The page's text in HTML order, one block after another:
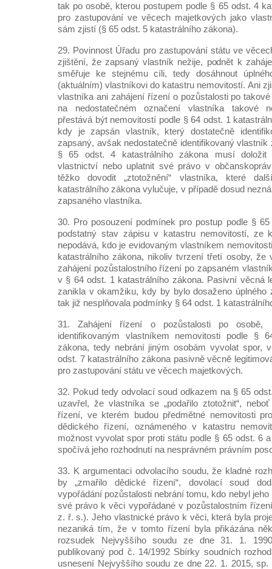
tak po osobě, kterou postupem podle § 65 odst. 4
pro zastupování ve věcech majetkových jako
sám zjistí (§ 65 odst. 5 katastrálního zákona).
29. Povinnost Úřadu pro zastupování státu ve
zjištění, že zapsaný vlastník nežije, podnět k
směřuje ke stejnému cíli, tedy dosáhnout
(aktuálním) vlastníkovi do katastru nemovitostí. Ani
vlastníka ani zahájení řízení o pozůstalosti po
na nedostatečném označení vlastníka takové
přestává být nemovitostí podle § 64 odst. 1
kdy je zapsán vlastník, který dostatečně
zapsaný, avšak nedostatečně identifikovaný vlastník
§ 65 odst. 4 katastrálního zákona musí doložit
vlastnictví nebo uplatnit své právo v
těžko dovodit „ztotožnění“ vlastníka, které
katastrálního zákona vylučuje, v případě dosud
zapsaného vlastníka.
30. Pro posouzení podmínek pro postup podle §
podstatný stav zápisu v katastru nemovitostí, ze
nepodává, kdo je evidovaným vlastníkem
katastrálního zákona, nikoliv tvrzení třetí osoby, že
zahájení pozůstalostního řízení po zapsaném
v § 64 odst. 1 katastrálního zákona. Pasivní věcná
zanikla v okamžiku, kdy by bylo dosaženo úplného
tak již nesplňovala podmínky § 64 odst. 1
31. Zahájení řízení o pozůstalosti po osobě,
identifikovaným vlastníkem nemovitosti podle §
zákona, tedy nebrání jiným osobám vyvolat spor,
odst. 7 katastrálního zákona pasivně věcně
pro zastupování státu ve věcech majetkových.
32. Pokud tedy odvolací soud odkazem na § 65
uzavřel, že vlastníka se „podařilo ztotožnit“,
řízení, ve kterém budou předmětné nemovitosti
dědického řízení, oznámeného v katastru
možnost vyvolat spor proti státu podle § 65 odst. 6
spočívá jeho rozhodnutí na nesprávném právním
33. K argumentaci odvolacího soudu, že kladné
by „zmařilo dědické řízení“, dovolací soud
vypořádání pozůstalosti nebrání tomu, kdo nebyl
své právo k věci vypořádané v pozůstalostním
z. ř. s.). Jeho vlastnické právo k věci, která byla
nezaniká tím, že v tomto řízení byla přikázána
rozsudek Nejvyššího soudu ze dne 31. 1.
publikovaný pod č. 14/1992 Sbírky soudních
usnesení Nejvyššího soudu ze dne 22. 1. 2015, sp.